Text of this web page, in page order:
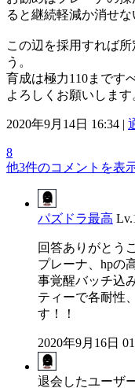
ると継続軽減か消せな
この辺を採用すれば
う。
育成は極力110まです
よろしくお願いします
2020年9月14日 16:34 |
8
他3件のコメントを表
パズドラ最高
回答ありがと
プレーナ、hpの
事覚醒バッチ
ティーで各耐性
す！！
2020年9月16日
退会したユーザ